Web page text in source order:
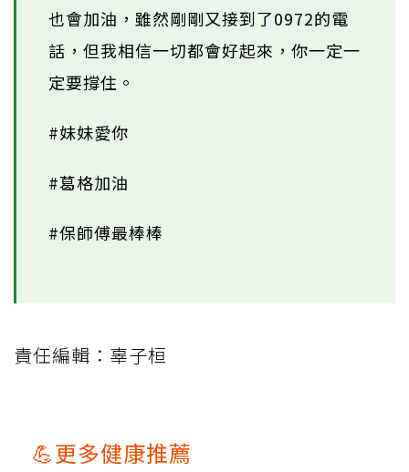
也會加油，雖然剛剛又接到了0972的電
話，但我相信一切都會好起來，你一定一
定要撐住。
#妹妹愛你
#葛格加油
#保師傅最棒棒
責任編輯：辜子桓
💪更多健康推薦